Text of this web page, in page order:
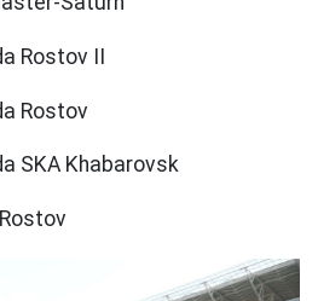
Rostov II
Rostov
SKA Khabarovsk